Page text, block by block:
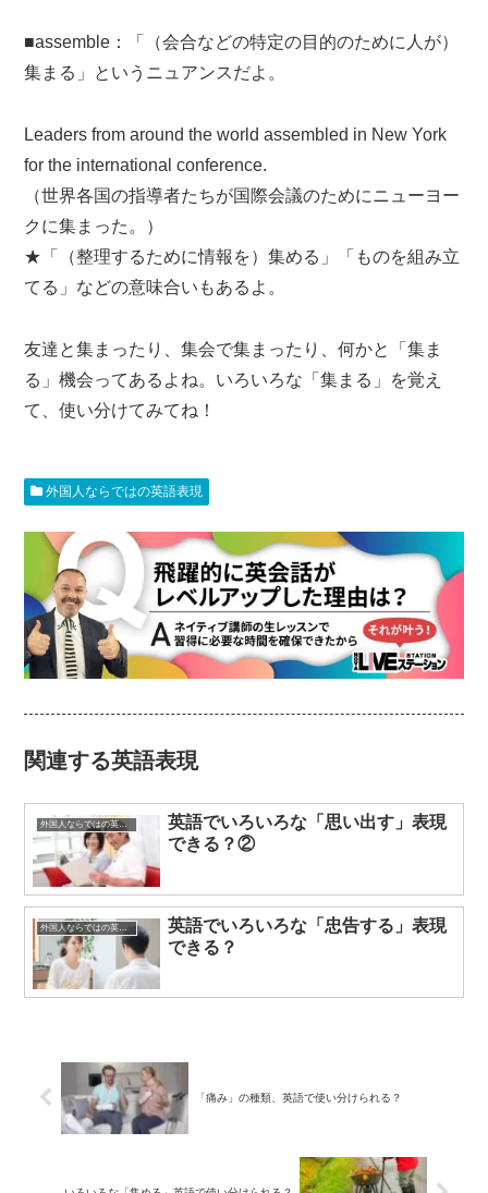
■assemble：「（会合などの特定の目的のために人が）
集まる」というニュアンスだよ。
Leaders from around the world assembled in New York
for the international conference.
（世界各国の指導者たちが国際会議のためにニューヨー
クに集まった。）
★「（整理するために情報を）集める」「ものを組み立
てる」などの意味合いもあるよ。
友達と集まったり、集会で集まったり、何かと「集ま
る」機会ってあるよね。いろいろな「集まる」を覚え
て、使い分けてみてね！
外国人ならではの英語表現
関連する英語表現
外国人ならではの英語表現
英語でいろいろな「思い出す」表現
できる？②
外国人ならではの英語表現
英語でいろいろな「忠告する」表現
できる？
「痛み」の種類、英語で使い分けられる？